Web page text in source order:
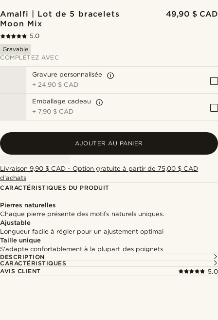
Amalfi | Lot de 5 bracelets
Moon Mix
49,90 $ CAD
5.0
Gravable
COMPLÉTEZ AVEC
Gravure personnalisée
+24,90 $ CAD
Emballage cadeau
+ 7,90 $ CAD
AJOUTER AU PANIER
Livraison 9,90 $ CAD - Option gratuite à partir de 75,00 $ CAD
d'achats
CARACTÉRISTIQUES DU PRODUIT
Pierres naturelles
Chaque pierre présente des motifs naturels uniques.
Ajustable
Longueur facile à régler pour un ajustement optimal
Taille unique
S'adapte confortablement à la plupart des poignets
DESCRIPTION
CARACTÉRISTIQUES
AVIS CLIENT
5.0